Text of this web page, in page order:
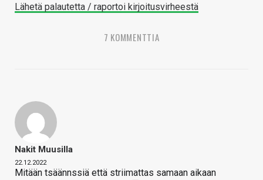
Lähetä palautetta / raportoi kirjoitusvirheestä
7 KOMMENTTIA
Nakit Muusilla
22.12.2022
Mitään tsäännssiä että striimattas samaan aikaan